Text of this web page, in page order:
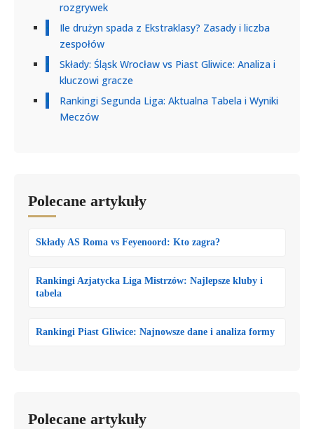
rozgrywek
Ile drużyn spada z Ekstraklasy? Zasady i liczba
zespołów
Składy: Śląsk Wrocław vs Piast Gliwice: Analiza i
kluczowi gracze
Rankingi Segunda Liga: Aktualna Tabela i Wyniki
Meczów
Polecane artykuły
Składy AS Roma vs Feyenoord: Kto zagra?
Rankingi Azjatycka Liga Mistrzów: Najlepsze kluby i
tabela
Rankingi Piast Gliwice: Najnowsze dane i analiza formy
Polecane artykuły